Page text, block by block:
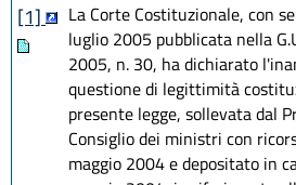
[1]
La Corte Costituzionale, con
luglio 2005 pubblicata nella
2005, n. 30, ha dichiarato
questione di legittimità
presente legge, sollevata dal
Consiglio dei ministri con
maggio 2004 e depositato in